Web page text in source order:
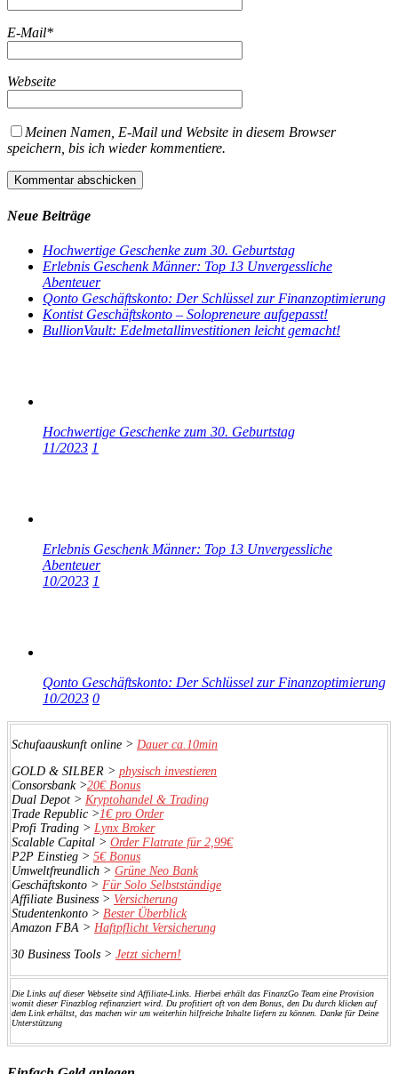
E-Mail*
Webseite
Meinen Namen, E-Mail und Website in diesem Browser
speichern, bis ich wieder kommentiere.
Neue Beiträge
Hochwertige Geschenke zum 30. Geburtstag
Erlebnis Geschenk Männer: Top 13 Unvergessliche
Abenteuer
Qonto Geschäftskonto: Der Schlüssel zur Finanzoptimierung
Kontist Geschäftskonto – Solopreneure aufgepasst!
BullionVault: Edelmetallinvestitionen leicht gemacht!
Hochwertige Geschenke zum 30. Geburtstag
11/2023 1
Erlebnis Geschenk Männer: Top 13 Unvergessliche
Abenteuer
10/2023 1
Qonto Geschäftskonto: Der Schlüssel zur Finanzoptimierung
10/2023 0
Schufaauskunft online > Dauer ca.10min
GOLD & SILBER > physisch investieren
Consorsbank >20€ Bonus
Dual Depot > Kryptohandel & Trading
Trade Republic >1€ pro Order
Profi Trading > Lynx Broker
Scalable Capital > Order Flatrate für 2,99€
P2P Einstieg > 5€ Bonus
Umweltfreundlich > Grüne Neo Bank
Geschäftskonto > Für Solo Selbstständige
Affiliate Business > Versicherung
Studentenkonto > Bester Überblick
Amazon FBA > Haftpflicht Versicherung
30 Business Tools > Jetzt sichern!
Die Links auf dieser Webseite sind Affiliate-Links. Hierbei erhält das FinanzGo Team eine Provision
womit dieser Finazblog refinanziert wird. Du profitiert oft von dem Bonus, den Du durch klicken auf
dem Link erhältst, das machen wir um weiterhin hilfreiche Inhalte liefern zu können. Danke für Deine
Unterstützung